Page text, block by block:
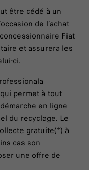
être cédé à un
de l’achat
Fiat
et assurera les
ci.
permet à tout
en ligne
du recyclage. Le
gratuite(*) à
cas son
une offre de